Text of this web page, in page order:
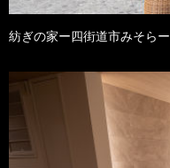
紡ぎの家ー四街道市みそらー